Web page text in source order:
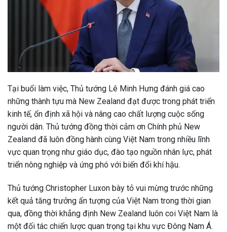
Tại buổi làm việc, Thủ tướng Lê Minh Hưng đánh giá cao
những thành tựu mà New Zealand đạt được trong phát triển
kinh tế, ổn định xã hội và nâng cao chất lượng cuộc sống
người dân. Thủ tướng đồng thời cảm ơn Chính phủ New
Zealand đã luôn đồng hành cùng Việt Nam trong nhiều lĩnh
vực quan trọng như giáo dục, đào tạo nguồn nhân lực, phát
triển nông nghiệp và ứng phó với biến đổi khí hậu.
Thủ tướng Christopher Luxon bày tỏ vui mừng trước những
kết quả tăng trưởng ấn tượng của Việt Nam trong thời gian
qua, đồng thời khẳng định New Zealand luôn coi Việt Nam là
một đối tác chiến lược quan trọng tại khu vực Đông Nam Á.